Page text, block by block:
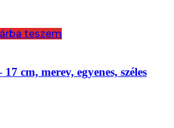
teszem
cm, merev, egyenes, széles